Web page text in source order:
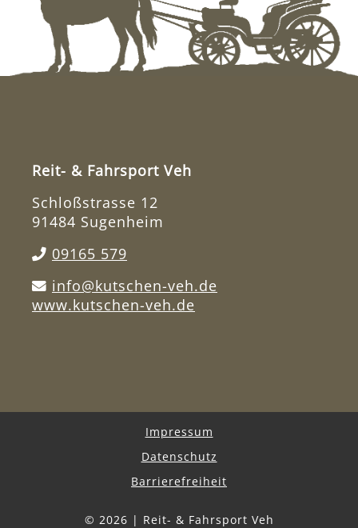
Reit- & Fahrsport Veh
Schloßstrasse 12
91484 Sugenheim
09165 579
info@kutschen-veh.de
www.kutschen-veh.de
Impressum
Datenschutz
Barrierefreiheit
© 2026 | Reit- & Fahrsport Veh